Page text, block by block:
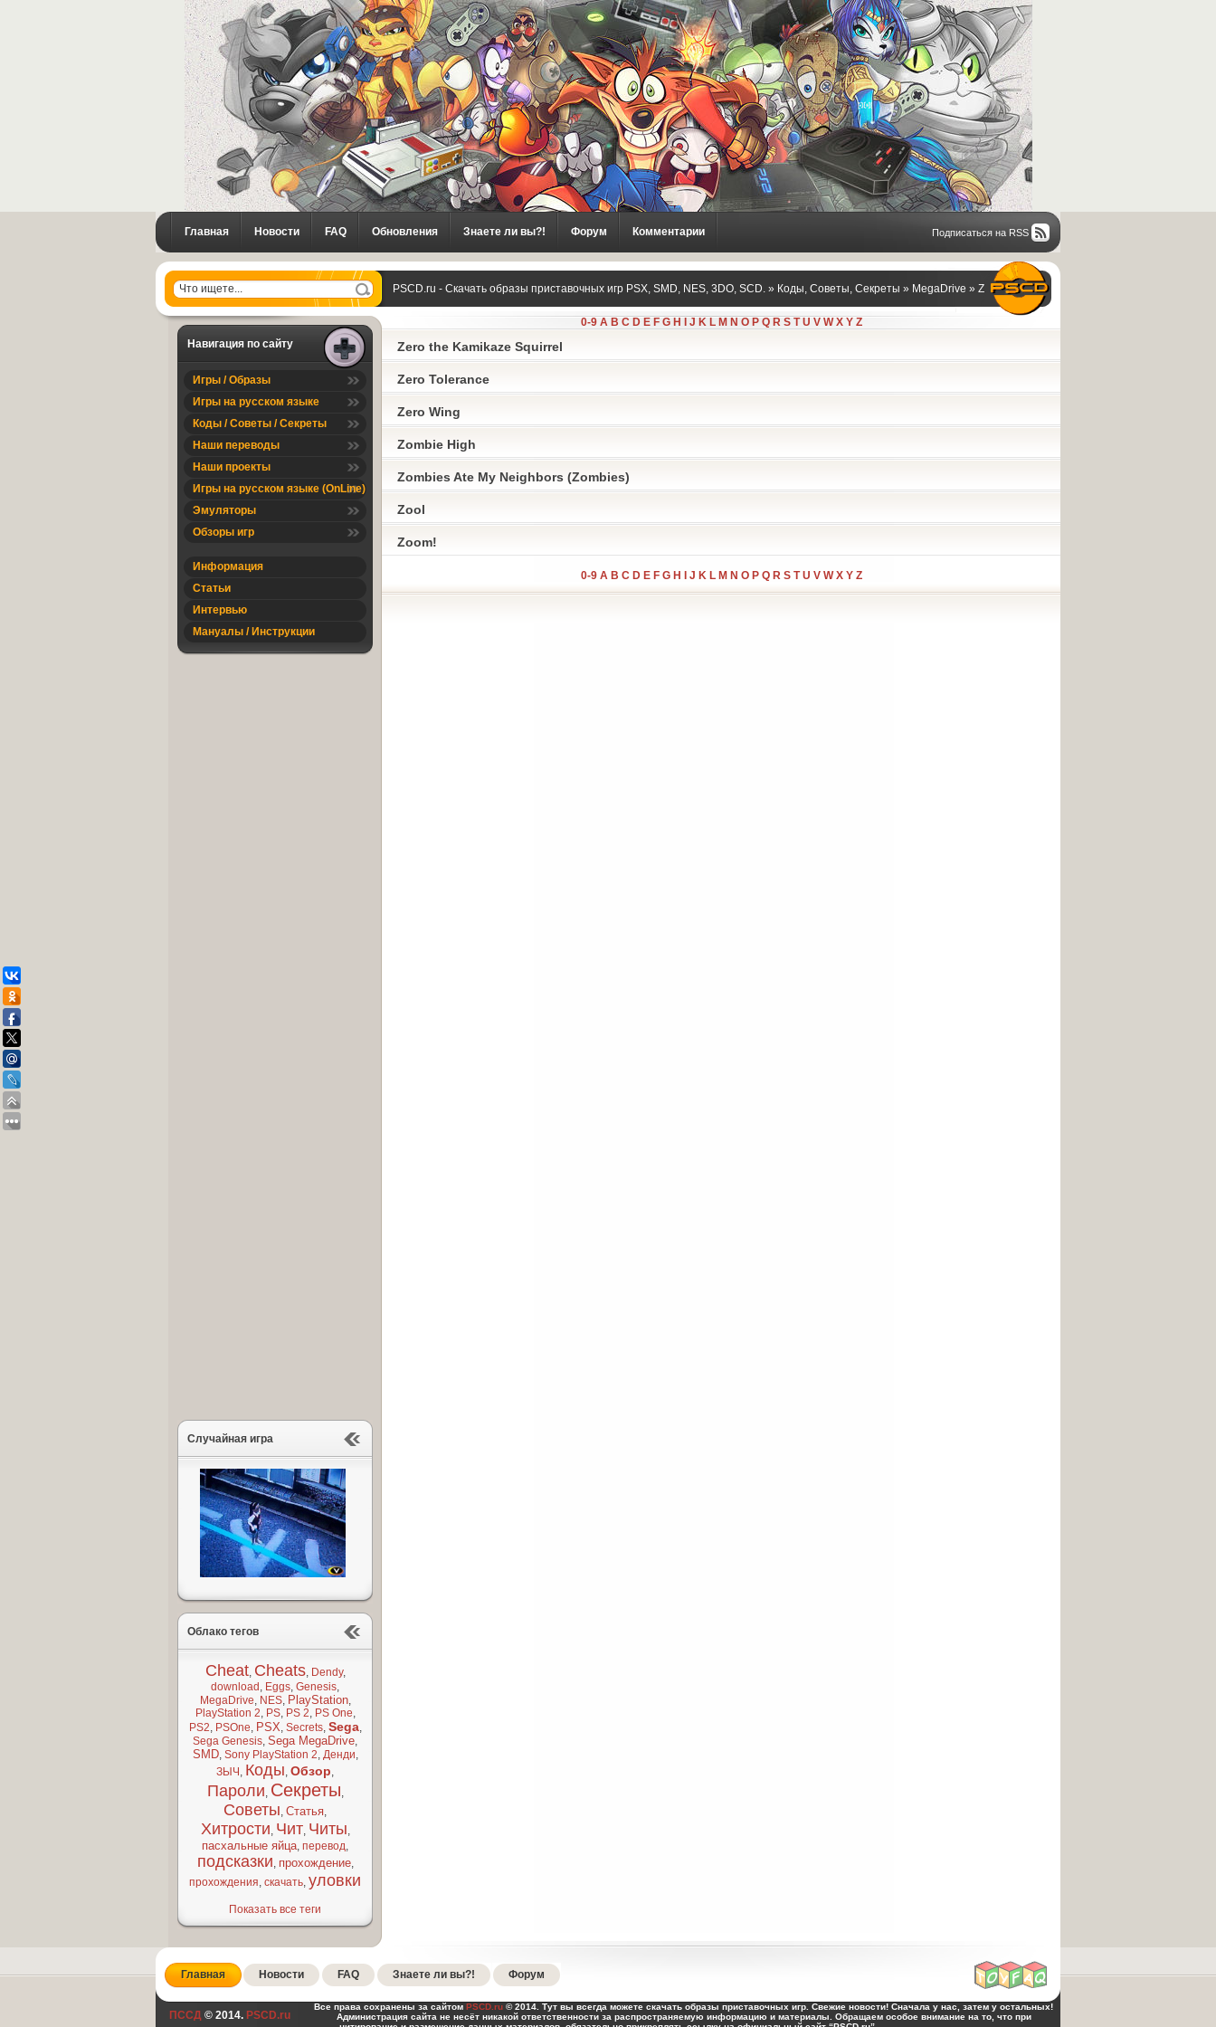
Главная Новости FAQ Обновления Знаете ли вы?! Форум Комментарии Подписаться на RSS
PSCD.ru - Скачать образы приставочных игр PSX, SMD, NES, 3DO, SCD. » Коды, Советы, Секреты » MegaDrive » Z
Навигация по сайту
Игры / Образы
Игры на русском языке
Коды / Советы / Секреты
Наши переводы
Наши проекты
Игры на русском языке (OnLine)
Эмуляторы
Обзоры игр
Информация
Статьи
Интервью
Мануалы / Инструкции
Случайная игра
Облако тегов
Cheat, Cheats, Dendy,
download , Eggs, Genesis,
MegaDrive, NES, PlayStation,
PlayStation 2, PS, PS 2, PS One,
PS2, PSOne, PSX, Secrets, Sega,
Sega Genesis, Sega MegaDrive,
SMD, Sony PlayStation 2, Денди,
ЗЫЧ , Коды, Обзор,
Пароли, Секреты,
Советы, Статья,
Хитрости, Чит, Читы,
пасхальные яйца, перевод,
подсказки, прохождение,
прохождения, скачать, уловки
Показать все теги
0-9 A B C D E F G H J K L M N O P Q R S T U V W X Y Z
Zero the Kamikaze Squirrel
Zero Tolerance
Zero Wing
Zombie High
Zombies Ate My Neighbors (Zombies)
Zool
Zoom!
0-9 A B C D E F G H J K L M N O P Q R S T U V W X Y Z
Главная Новости FAQ Знаете ли вы?! Форум
ПССД © 2014. PSCD.ru
Все права сохранены за сайтом PSCD.ru © 2014. Тут вы всегда можете скачать образы приставочных игр. Свежие новости! Сначала у нас, затем у остальных!
Администрация сайта не несёт никакой ответственности за распространяемую информацию и материалы. Обращаем особое внимание на то, что при